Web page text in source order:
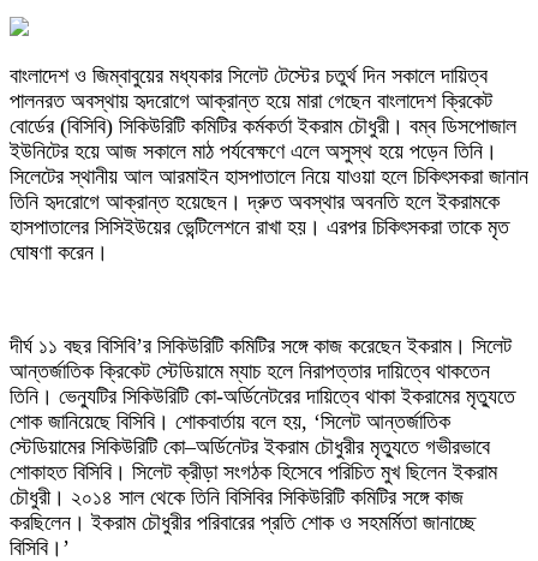
বাংলাদেশ ও জিম্বাবুয়ের মধ্যকার সিলেট টেস্টের চতুর্থ দিন সকালে দায়িত্ব
পালনরত অবস্থায় হৃদরোগে আক্রান্ত হয়ে মারা গেছেন বাংলাদেশ ক্রিকেট
বোর্ডের (বিসিবি) সিকিউরিটি কমিটির কর্মকর্তা ইকরাম চৌধুরী। বম্ব ডিসপোজাল
ইউনিটের হয়ে আজ সকালে মাঠ পর্যবেক্ষণে এলে অসুস্থ হয়ে পড়েন তিনি।
সিলেটের স্থানীয় আল আরমাইন হাসপাতালে নিয়ে যাওয়া হলে চিকিৎসকরা জানান
তিনি হৃদরোগে আক্রান্ত হয়েছেন। দ্রুত অবস্থার অবনতি হলে ইকরামকে
হাসপাতালের সিসিইউয়ের ভেন্টিলেশনে রাখা হয়। এরপর চিকিৎসকরা তাকে মৃত
ঘোষণা করেন।
দীর্ঘ ১১ বছর বিসিবি’র সিকিউরিটি কমিটির সঙ্গে কাজ করেছেন ইকরাম। সিলেট
আন্তর্জাতিক ক্রিকেট স্টেডিয়ামে ম্যাচ হলে নিরাপত্তার দায়িত্বে থাকতেন
তিনি। ভেন্যুটির সিকিউরিটি কো-অর্ডিনেটরের দায়িত্বে থাকা ইকরামের মৃত্যুতে
শোক জানিয়েছে বিসিবি। শোকবার্তায় বলে হয়, ‘সিলেট আন্তর্জাতিক
স্টেডিয়ামের সিকিউরিটি কো–অর্ডিনেটর ইকরাম চৌধুরীর মৃত্যুতে গভীরভাবে
শোকাহত বিসিবি। সিলেট ক্রীড়া সংগঠক হিসেবে পরিচিত মুখ ছিলেন ইকরাম
চৌধুরী। ২০১৪ সাল থেকে তিনি বিসিবির সিকিউরিটি কমিটির সঙ্গে কাজ
করছিলেন। ইকরাম চৌধুরীর পরিবারের প্রতি শোক ও সহমর্মিতা জানাচ্ছে
বিসিবি।’